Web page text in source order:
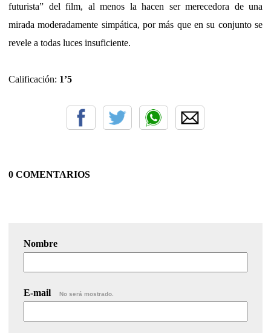
futurista” del film, al menos la hacen ser merecedora de una
mirada moderadamente simpática, por más que en su conjunto se
revele a todas luces insuficiente.
Calificación: 1’5
0 COMENTARIOS
Nombre
E-mail No será mostrado.